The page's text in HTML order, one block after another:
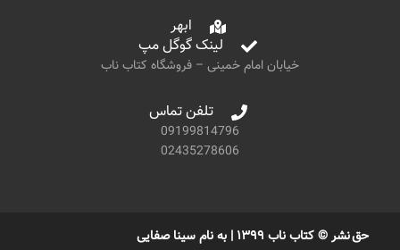
ابهر
لینک گوگل مپ
خیابان امام خمینی – فروشگاه کتاب ناب
تلفن تماس
09199814796
02435278606
حق نشر © کتاب ناب ۱۳۹۹ | به نام سینا صفایی